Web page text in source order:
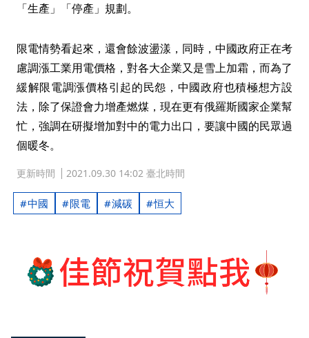
「生產」「停產」規劃。
限電情勢看起來，還會餘波盪漾，同時，中國政府正在考
慮調漲工業用電價格，對各大企業又是雪上加霜，而為了
緩解限電調漲價格引起的民怨，中國政府也積極想方設
法，除了保證會力增產燃煤，現在更有俄羅斯國家企業幫
忙，強調在研擬增加對中的電力出口，要讓中國的民眾過
個暖冬。
更新時間 2021.09.30 14:02 臺北時間
中國 限電 減碳 恒大